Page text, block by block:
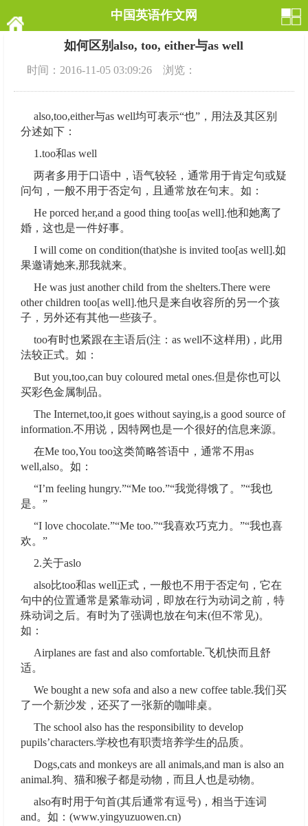
中国英语作文网
如何区别also, too, either与as well
时间：2016-11-05 03:09:26 浏览：
also,too,either与as well均可表示“也”，用法及其区别
分述如下：
1.too和as well
两者多用于口语中，语气较轻，通常用于肯定句或疑
问句，一般不用于否定句，且通常放在句末。如：
He porced her,and a good thing too[as well].他和她离了
婚，这也是一件好事。
I will come on condition(that)she is invited too[as well].如
果邀请她来,那我就来。
He was just another child from the shelters.There were
other children too[as well].他只是来自收容所的另一个孩
子，另外还有其他一些孩子。
too有时也紧跟在主语后(注：as well不这样用)，此用
法较正式。如：
But you,too,can buy coloured metal ones.但是你也可以
买彩色金属制品。
The Internet,too,it goes without saying,is a good source of
information.不用说，因特网也是一个很好的信息来源。
在Me too,You too这类简略答语中，通常不用as
well,also。如：
“I’m feeling hungry.”“Me too.”“我觉得饿了。”“我也
是。”
“I love chocolate.”“Me too.”“我喜欢巧克力。”“我也喜
欢。”
2.关于aslo
also比too和as well正式，一般也不用于否定句，它在
句中的位置通常是紧靠动词，即放在行为动词之前，特
殊动词之后。有时为了强调也放在句末(但不常见)。
如：
Airplanes are fast and also comfortable.飞机快而且舒
适。
We bought a new sofa and also a new coffee table.我们买
了一个新沙发，还买了一张新的咖啡桌。
The school also has the responsibility to develop
pupils’characters.学校也有职责培养学生的品质。
Dogs,cats and monkeys are all animals,and man is also an
animal.狗、猫和猴子都是动物，而且人也是动物。
also有时用于句首(其后通常有逗号)，相当于连词
and。如：(www.yingyuzuowen.cn)